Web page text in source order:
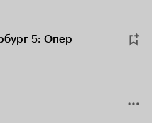
5: Опер